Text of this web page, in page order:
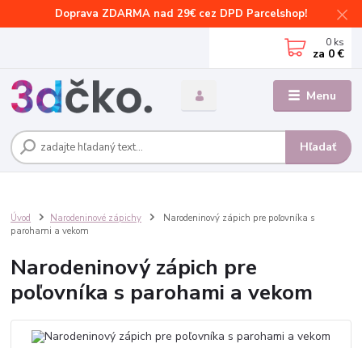
Doprava ZDARMA nad 29€ cez DPD Parcelshop!
Menu
Hľadať
0 ks
za 0 €
Úvod Narodeninové zápichy
Narodeninový zápich pre poľovníka s
parohami a vekom
Narodeninový zápich pre
poľovníka s parohami a vekom